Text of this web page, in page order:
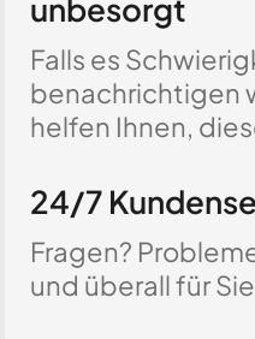
unbesorgt
Falls es
benachrichtigen
helfen Ihnen,
24/7
Fragen?
und überall für